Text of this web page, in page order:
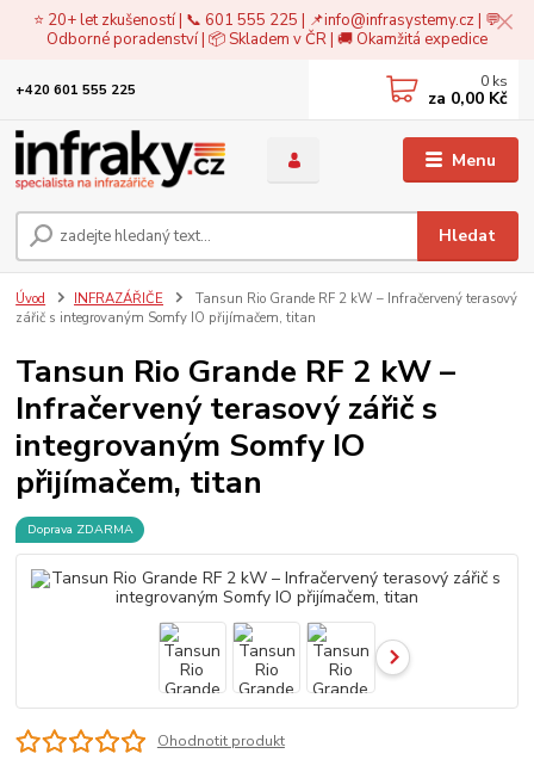
⭐ 20+ let zkušeností | 📞 601 555 225 | 📌info@infrasystemy.cz| 💬
Odborné poradenství | 📦 Skladem v ČR | 🚚 Okamžitá expedice
Menu
Hledat
+420 601 555 225 0 ks
za 0,00 Kč
Úvod INFRAZÁŘIČE
Tansun Rio Grande RF 2 kW – Infračervený terasový
zářič s integrovaným Somfy IO přijímačem, titan
Tansun Rio Grande RF 2 kW –
Infračervený terasový zářič s
integrovaným Somfy IO
přijímačem, titan
Doprava ZDARMA
Ohodnotit produkt